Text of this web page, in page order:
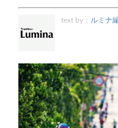
text by： ルミナ